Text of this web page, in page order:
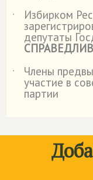
˙
Избирком
депутаты
˙
Члены
участие в
партии